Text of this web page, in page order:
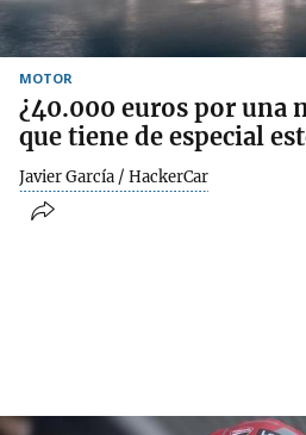
MOTOR
¿40.000 euros por una
que tiene de especial
Javier García / HackerCar